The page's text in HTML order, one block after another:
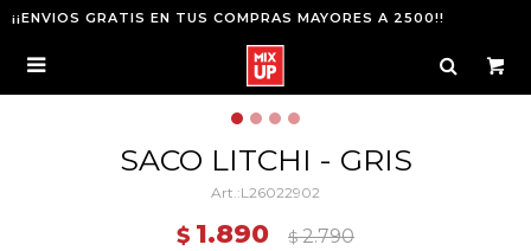
¡¡ENVIOS GRATIS EN TUS COMPRAS MAYORES A 2500!!

SACO LITCHI - GRIS
L26022902
$ 1.890 $ 2.790